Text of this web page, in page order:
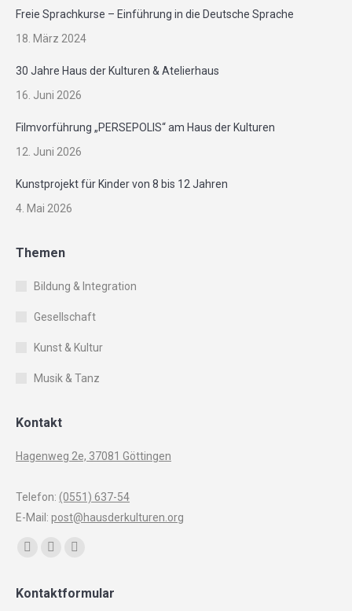
Freie Sprachkurse – Einführung in die Deutsche Sprache
18. März 2024
30 Jahre Haus der Kulturen & Atelierhaus
16. Juni 2026
Filmvorführung „PERSEPOLIS“ am Haus der Kulturen
12. Juni 2026
Kunstprojekt für Kinder von 8 bis 12 Jahren
4. Mai 2026
Themen
Bildung & Integration
Gesellschaft
Kunst & Kultur
Musik & Tanz
Kontakt
Hagenweg 2e, 37081 Göttingen
Telefon: (0551) 637-54
E-Mail: post@hausderkulturen.org
Finden Sie uns auf:
opensopensopens
Kontaktformular